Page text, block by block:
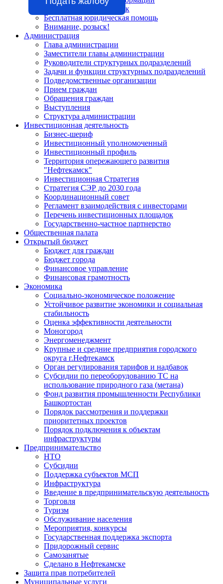
Телефонный справочник
Бесплатная юридическая помощь
Внимание, розыск!
Администрация
Глава администрации
Заместители главы администрации
Руководители структурных подразделений
Задачи и функции структурных подразделений
Подведомственные организации
Прием граждан
Обращения граждан
Выступления
Структура администрации
Инвестиционная деятельность
Бизнес-шериф
Инвестиционный уполномоченный
Инвестиционный профиль
Территория опережающего развития
"Нефтекамск"
Инвестиционная Стратегия
Стратегия СЭР до 2030 года
Координационный совет
Регламент взаимодействия с инвесторами
Перечень инвестиционных площадок
Государственно-частное партнерство
Общественная палата
Открытый бюджет
Бюджет для граждан
Бюджет города
Финансовое управление
Финансовая грамотность
Экономика
Социально-экономическое положение
Устойчивое развитие экономики и социальная
стабильность
Оценка эффективности деятельности
Моногород
Энергоменеджмент
Крупные и средние предприятия городского
округа г.Нефтекамск
Орган регулирования тарифов и надбавок
Субсидии по переоборудованию ТС на
использование природного газа (метана)
Фонд развития промышленности Республики
Башкортостан
Порядок рассмотрения и поддержки
приоритетных проектов
Порядок подключения к объектам
инфраструктуры
Предпринимательство
НТО
Субсидии
Поддержка субъектов МСП
Инфраструктура
Введение в предпринимательскую деятельность
Торговля
Туризм
Обслуживание населения
Мероприятия, конкурсы
Государственная поддержка экспорта
Придорожный сервис
Самозанятые
Сделано в Нефтекамске
Защита прав потребителей
Муниципальные услуги